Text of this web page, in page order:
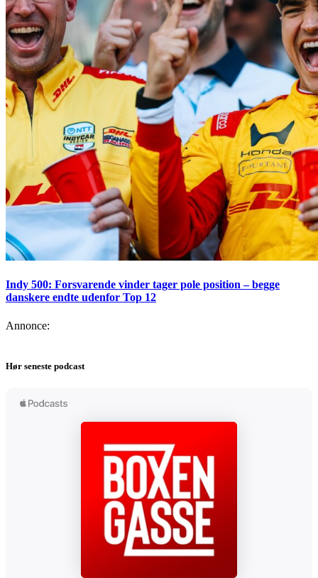
Indy 500: Forsvarende vinder tager pole position – begge
danskere endte udenfor Top 12
Annonce:
Hør seneste podcast